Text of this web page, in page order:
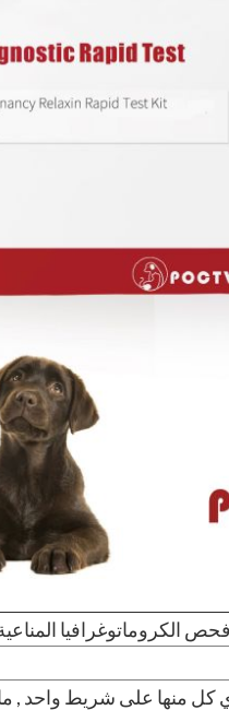
فحص الكروماتوغرافيا